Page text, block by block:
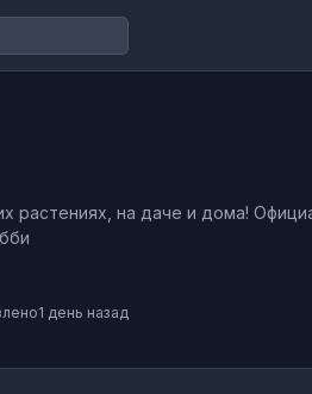
растениях, на даче и дома!
1 день назад